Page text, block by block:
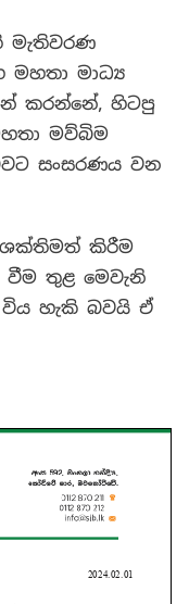
මැතිවරණ
මහතා මාධ්‍ය
කරන්නේ, හිටපු
මව්බිම
සංසරණය වන
කිරීම
වීම තුළ මෙවැනි
විය හැකි බවයි ඒ